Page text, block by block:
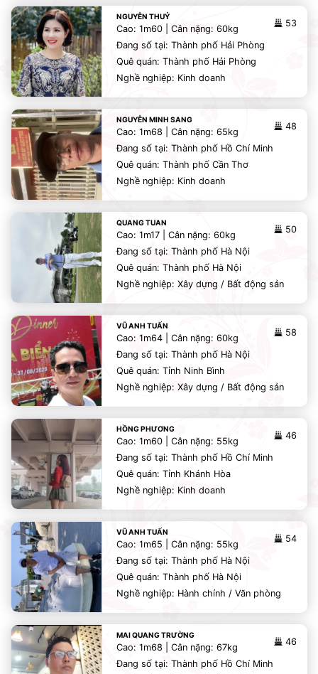
NGUYỄN THUỶ
53
Cao: 1m60 | Cân nặng: 60kg
Đang số tại: Thành phố Hải Phòng
Quê quán: Thành phố Hải Phòng
Nghề nghiệp: Kinh doanh
NGUYỄN MINH SANG
48
Cao: 1m68 | Cân nặng: 65kg
Đang số tại: Thành phố Hồ Chí Minh
Quê quán: Thành phố Cần Thơ
Nghề nghiệp: Kinh doanh
QUANG TUAN
50
Cao: 1m17 | Cân nặng: 60kg
Đang số tại: Thành phố Hà Nội
Quê quán: Thành phố Hà Nội
Nghề nghiệp: Xây dựng / Bất động sản
VŨ ANH TUẤN
58
Cao: 1m64 | Cân nặng: 60kg
Đang số tại: Thành phố Hà Nội
Quê quán: Tỉnh Ninh Bình
Nghề nghiệp: Xây dựng / Bất động sản
HỒNG PHƯƠNG
46
Cao: 1m60 | Cân nặng: 55kg
Đang số tại: Thành phố Hồ Chí Minh
Quê quán: Tỉnh Khánh Hòa
Nghề nghiệp: Kinh doanh
VŨ ANH TUẤN
54
Cao: 1m65 | Cân nặng: 55kg
Đang số tại: Thành phố Hà Nội
Quê quán: Thành phố Hà Nội
Nghề nghiệp: Hành chính / Văn phòng
MAI QUANG TRƯỜNG
46
Cao: 1m68 | Cân nặng: 67kg
Đang số tại: Thành phố Hồ Chí Minh